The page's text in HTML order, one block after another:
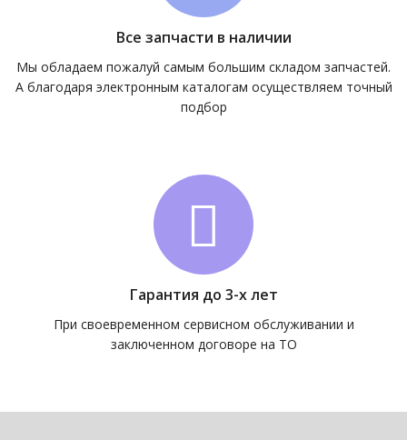
Все запчасти в наличии
Мы обладаем пожалуй самым большим складом запчастей.
А благодаря электронным каталогам осуществляем точный
подбор
Гарантия до 3-х лет
При своевременном сервисном обслуживании и
заключенном договоре на ТО